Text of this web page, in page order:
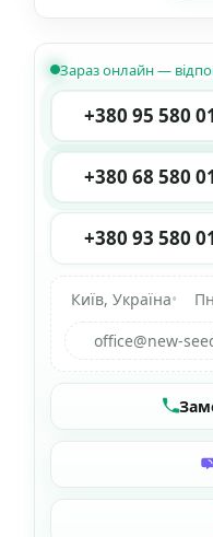
Зараз онлайн —
+380 95 580
+380 68 580
+380 93 580
Київ, Україна•
office@new-